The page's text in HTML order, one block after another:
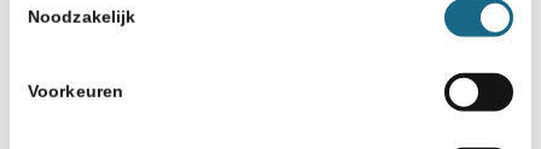
Noodzakelijk
Voorkeuren